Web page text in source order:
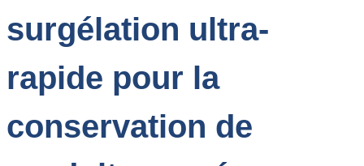
surgélation ultra-
rapide pour la
conservation de